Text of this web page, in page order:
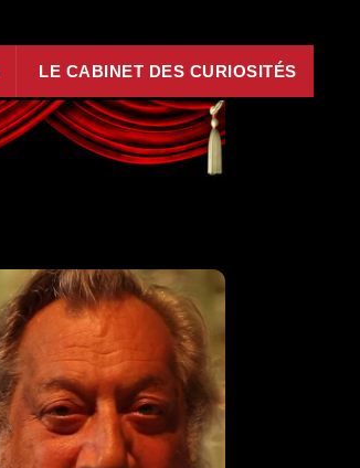
LE CABINET DES CURIOSITÉS